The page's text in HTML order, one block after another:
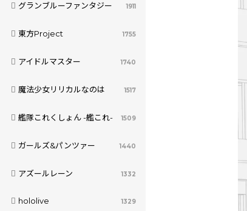
グランブルーファンタジー 1911
東方Project 1755
アイドルマスター 1740
魔法少女リリカルなのは 1517
艦隊これくしょん -艦これ- 1509
ガールズ&パンツァー 1440
アズールレーン 1332
hololive 1329